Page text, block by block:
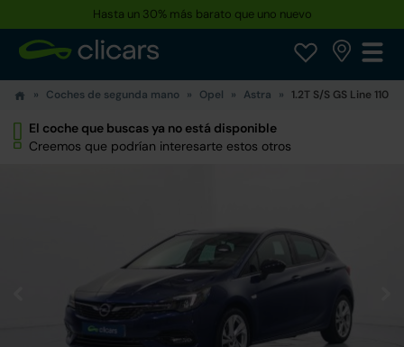
Hasta un 30% más barato que uno nuevo
Coches de segunda mano Opel Astra 1.2T S/S GS Line 110
El coche que buscas ya no está disponible
Creemos que podrían interesarte estos otros